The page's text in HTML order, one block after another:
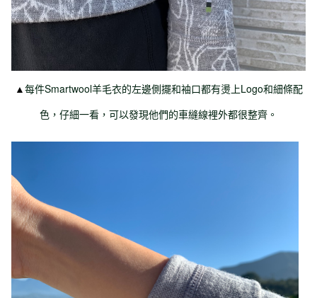
▲每件Smartwool羊毛衣的左邊側擺和袖口都有燙上Logo和細條配
色，仔細一看，可以發現他們的車縫線裡外都很整齊。